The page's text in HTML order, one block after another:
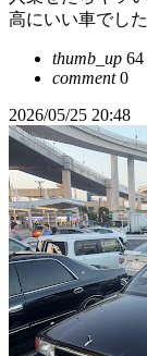
高にいい車でし
thumb_up 64
comment0
2026/05/25 20:48